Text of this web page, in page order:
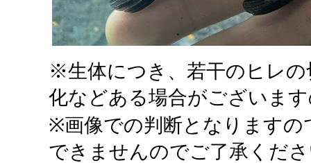
※生体につき、若干のヒレ
化などある場合がございま
※画像での判断となりますの
できませんのでご了承くだ